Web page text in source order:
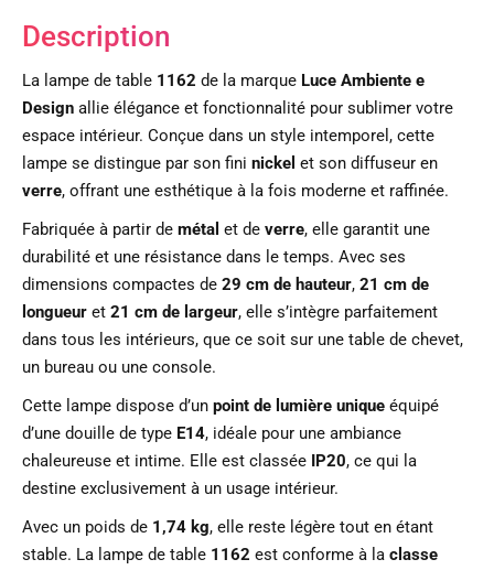
Description
La lampe de table 1162 de la marque Luce Ambiente e
Design allie élégance et fonctionnalité pour sublimer votre
espace intérieur. Conçue dans un style intemporel, cette
lampe se distingue par son fini nickel et son diffuseur en
verre, offrant une esthétique à la fois moderne et raffinée.
Fabriquée à partir de métal et de verre, elle garantit une
durabilité et une résistance dans le temps. Avec ses
dimensions compactes de 29 cm de hauteur, 21 cm de
longueur et 21 cm de largeur, elle s’intègre parfaitement
dans tous les intérieurs, que ce soit sur une table de chevet,
un bureau ou une console.
Cette lampe dispose d’un point de lumière unique équipé
d’une douille de type E14, idéale pour une ambiance
chaleureuse et intime. Elle est classée IP20, ce qui la
destine exclusivement à un usage intérieur.
Avec un poids de 1,74 kg, elle reste légère tout en étant
stable. La lampe de table 1162 est conforme à la classe